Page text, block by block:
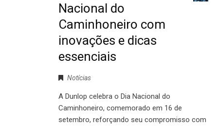
Nacional do
Caminhoneiro com
inovações e dicas
essenciais
Notícias
A Dunlop celebra o Dia Nacional do
Caminhoneiro, comemorado em 16 de
setembro, reforçando seu compromisso com